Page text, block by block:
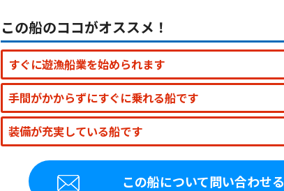
この船のココがオススメ！
すぐに遊漁船業を始められます
手間がかからずにすぐに乗れる船です
装備が充実している船です
この船について問い合わせる